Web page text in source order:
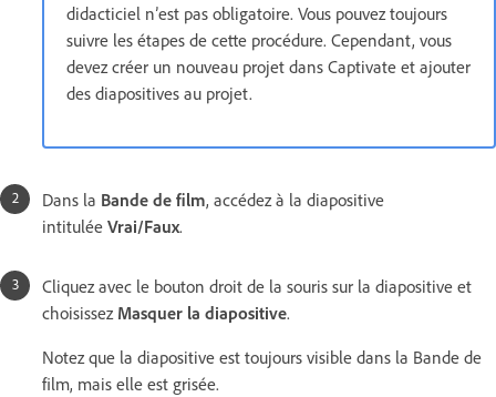
didacticiel n’est pas obligatoire. Vous pouvez toujours
suivre les étapes de cette procédure. Cependant, vous
devez créer un nouveau projet dans Captivate et ajouter
des diapositives au projet.
Dans la Bande de film, accédez à la diapositive
intitulée Vrai/Faux.
Cliquez avec le bouton droit de la souris sur la diapositive et
choisissez Masquer la diapositive.
Notez que la diapositive est toujours visible dans la Bande de
film, mais elle est grisée.